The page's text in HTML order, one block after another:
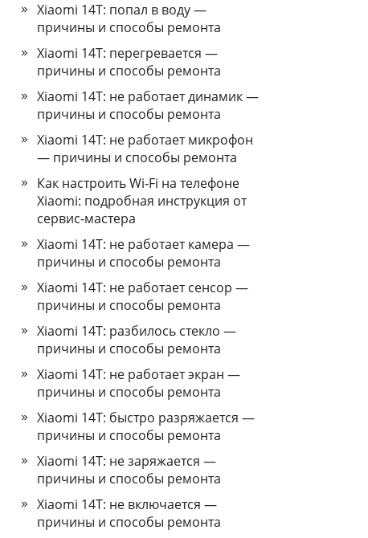
Xiaomi 14T: попал в воду —
причины и способы ремонта
Xiaomi 14T: перегревается —
причины и способы ремонта
Xiaomi 14T: не работает динамик —
причины и способы ремонта
Xiaomi 14T: не работает микрофон
— причины и способы ремонта
Как настроить Wi‑Fi на телефоне
Xiaomi: подробная инструкция от
сервис‑мастера
Xiaomi 14T: не работает камера —
причины и способы ремонта
Xiaomi 14T: не работает сенсор —
причины и способы ремонта
Xiaomi 14T: разбилось стекло —
причины и способы ремонта
Xiaomi 14T: не работает экран —
причины и способы ремонта
Xiaomi 14T: быстро разряжается —
причины и способы ремонта
Xiaomi 14T: не заряжается —
причины и способы ремонта
Xiaomi 14T: не включается —
причины и способы ремонта